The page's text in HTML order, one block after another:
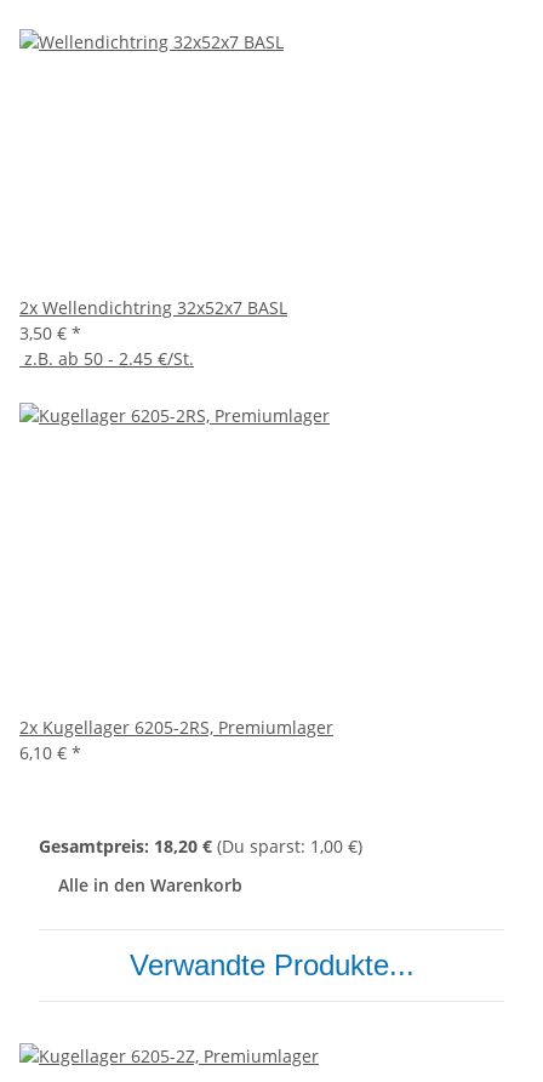
2x Wellendichtring 32x52x7 BASL
3,50 € *
z.B. ab 50 - 2.45 €/St.
2x Kugellager 6205-2RS, Premiumlager
6,10 € *
Gesamtpreis: 18,20 € (Du sparst: 1,00 €)
Alle in den Warenkorb
Verwandte Produkte...